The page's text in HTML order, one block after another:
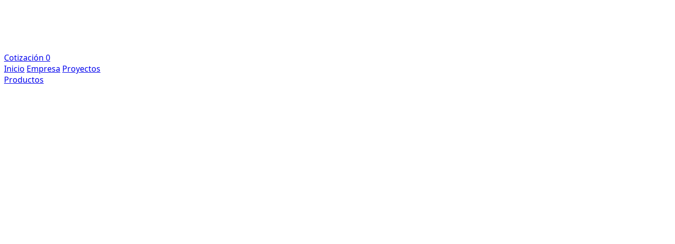
Cotización 0
Inicio Empresa Proyectos
Productos